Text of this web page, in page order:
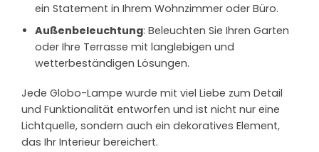
ein Statement in Ihrem Wohnzimmer oder Büro.
Außenbeleuchtung: Beleuchten Sie Ihren Garten
oder Ihre Terrasse mit langlebigen und
wetterbeständigen Lösungen.
Jede Globo-Lampe wurde mit viel Liebe zum Detail
und Funktionalität entworfen und ist nicht nur eine
Lichtquelle, sondern auch ein dekoratives Element,
das Ihr Interieur bereichert.